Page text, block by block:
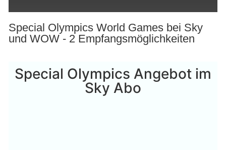
Special Olympics World Games bei Sky
und WOW - 2 Empfangsmöglichkeiten
Special Olympics Angebot im
Sky Abo